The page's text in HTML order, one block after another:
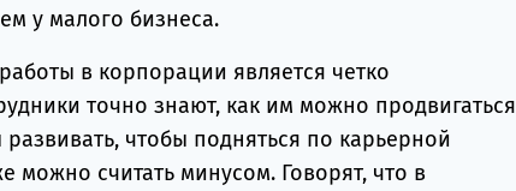
у малого бизнеса.
в корпорации является четко
точно знают, как им можно продвигаться
чтобы подняться по карьерной
можно считать минусом. Говорят, что в